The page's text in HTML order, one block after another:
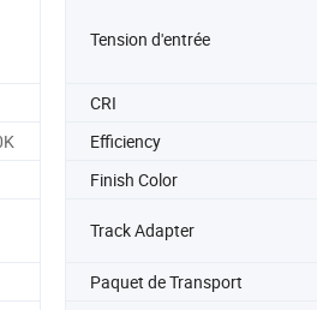
Tension d'entrée
CRI
Efficiency
Finish Color
Track Adapter
Paquet de Transport